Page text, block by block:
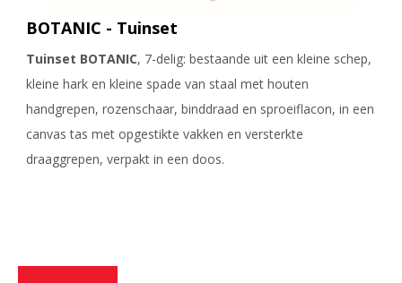
BOTANIC - Tuinset
Tuinset BOTANIC, 7-delig: bestaande uit een kleine schep,
kleine hark en kleine spade van staal met houten
handgrepen, rozenschaar, binddraad en sproeiflacon, in een
canvas tas met opgestikte vakken en versterkte
draaggrepen, verpakt in een doos.